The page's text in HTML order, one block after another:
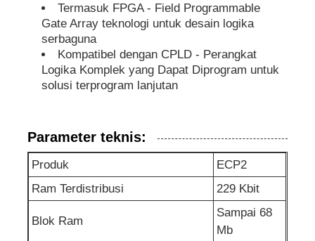
Chip PSRAM
Chip SRAM
IC EPROM
IC UART
Termasuk FPGA - Field Programmable
Gate Array teknologi untuk desain logika
serbaguna
Kompatibel dengan CPLD - Perangkat
Logika Komplek yang Dapat Diprogram untuk
solusi terprogram lanjutan
Parameter teknis:
Produk
ECP2
Ram Terdistribusi
229 Kbit
Blok Ram
Sampai 68
Mb